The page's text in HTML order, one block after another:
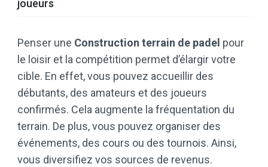
joueurs
Penser une Construction terrain de padel pour
le loisir et la compétition permet d’élargir votre
cible. En effet, vous pouvez accueillir des
débutants, des amateurs et des joueurs
confirmés. Cela augmente la fréquentation du
terrain. De plus, vous pouvez organiser des
événements, des cours ou des tournois. Ainsi,
vous diversifiez vos sources de revenus.